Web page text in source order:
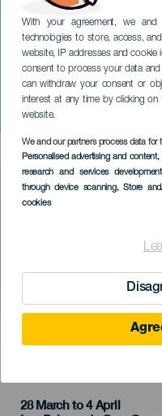
With your agreement, we
technologies to store, access,
website, IP addresses and cookie
consent to process your data and
can withdraw your consent or
interest at any time by clicking on
website.
We and our partners process data for
Personalised advertising and
research and services development
through device scanning, Store
cookies
Canarias
GRAN CANARIA
Imagen
Listado
28 March to 4 April